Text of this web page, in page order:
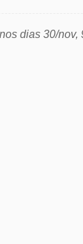
dias 30/